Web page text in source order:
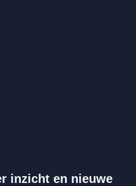
inzicht en nieuwe